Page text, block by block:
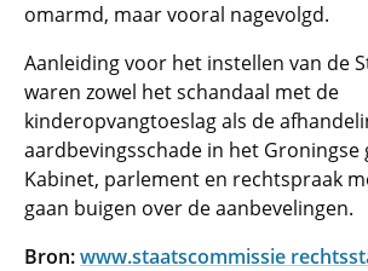
omarmd, maar vooral nagevolgd.
Aanleiding voor het instellen van de
waren zowel het schandaal met de
kinderopvangtoeslag als de
aardbevingsschade in het Groningse
Kabinet, parlement en rechtspraak
gaan buigen over de aanbevelingen.
Bron:www.staatscommissie